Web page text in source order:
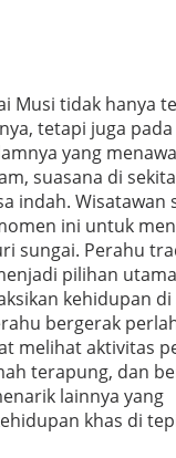
Musi tidak hanya
tetapi juga pada
yang
suasana di
indah. Wisatawan
ini untuk
sungai. Perahu
pilihan
kehidupan
bergerak
melihat aktivitas
terapung, dan
lainnya yang
khas di